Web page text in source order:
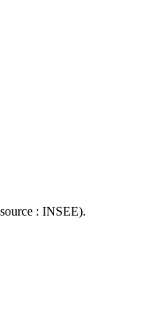
: INSEE).